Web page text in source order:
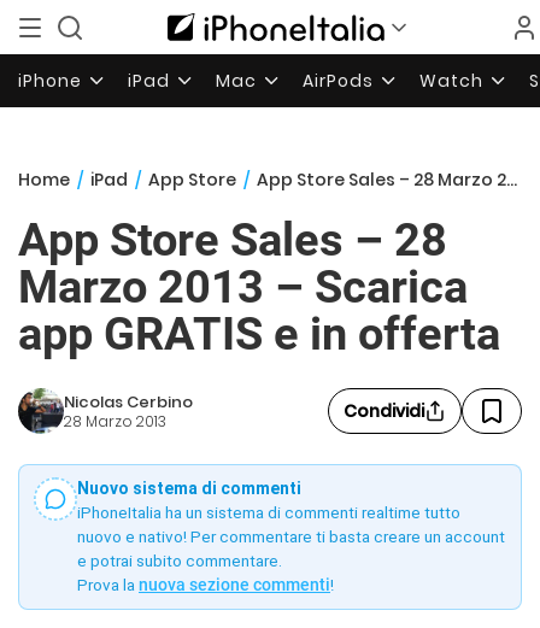
iPhone iPad Mac AirPods Watch
Home / iPad / App Store / App Store Sales – 28 Marzo 2013 – Scarica app GRATIS e in offerta
App Store Sales – 28
Marzo 2013 – Scarica
app GRATIS e in offerta
Nicolas Cerbino
28 Marzo 2013 Condividi
Nuovo sistema di commenti
iPhoneItalia ha un sistema di commenti realtime tutto
nuovo e nativo! Per commentare ti basta creare un account
e potrai subito commentare.
Prova la nuova sezione commenti!